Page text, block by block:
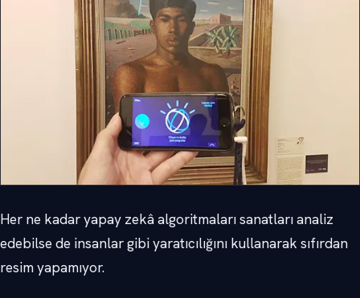
Her ne kadar yapay zekâ algoritmaları sanatları analiz
edebilse de insanlar gibi yaratıcılığını kullanarak sıfırdan
resim yapamıyor.